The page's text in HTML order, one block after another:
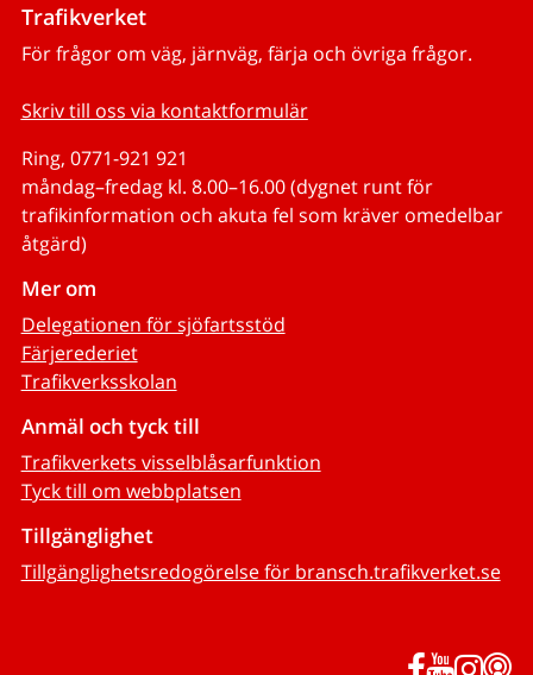
Trafikverket
För frågor om väg, järnväg, färja och övriga frågor.
Skriv till oss via kontaktformulär
Ring, 0771-921 921
måndag–fredag kl. 8.00–16.00 (dygnet runt för
trafikinformation och akuta fel som kräver omedelbar
åtgärd)
Mer om
Delegationen för sjöfartsstöd
Färjerederiet
Trafikverksskolan
Anmäl och tyck till
Trafikverkets visselblåsarfunktion
Tyck till om webbplatsen
Tillgänglighet
Tillgänglighetsredogörelse för bransch.trafikverket.se
Facebook
YouTube